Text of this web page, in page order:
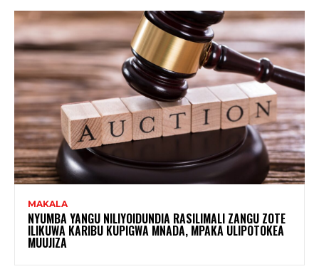
MAKALA
NYUMBA YANGU NILIYOIDUNDIA RASILIMALI ZANGU ZOTE
ILIKUWA KARIBU KUPIGWA MNADA, MPAKA ULIPOTOKEA
MUUJIZA